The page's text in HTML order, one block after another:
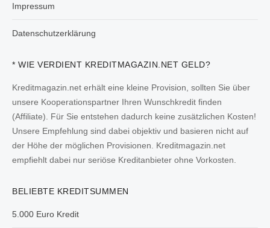
Impressum
Datenschutzerklärung
* WIE VERDIENT KREDITMAGAZIN.NET GELD?
Kreditmagazin.net erhält eine kleine Provision, sollten Sie über
unsere Kooperationspartner Ihren Wunschkredit finden
(Affiliate). Für Sie entstehen dadurch keine zusätzlichen Kosten!
Unsere Empfehlung sind dabei objektiv und basieren nicht auf
der Höhe der möglichen Provisionen. Kreditmagazin.net
empfiehlt dabei nur seriöse Kreditanbieter ohne Vorkosten.
BELIEBTE KREDITSUMMEN
5.000 Euro Kredit